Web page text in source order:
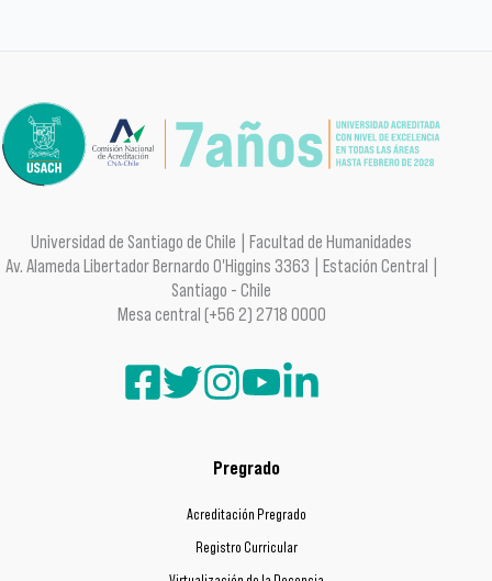
Universidad de Santiago de Chile | Facultad de Humanidades
Av. Alameda Libertador Bernardo O'Higgins 3363 | Estación Central |
Santiago - Chile
Mesa central (+56 2) 2718 0000
Pregrado
Acreditación Pregrado
Registro Curricular